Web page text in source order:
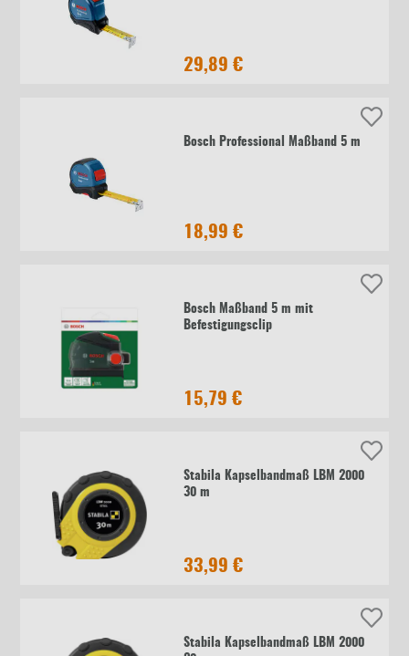
29,89 €
Bosch Professional Maßband 5 m
18,99 €
Bosch Maßband 5 m mit
Befestigungsclip
15,79 €
Stabila Kapselbandmaß LBM 2000
30 m
33,99 €
Stabila Kapselbandmaß LBM 2000